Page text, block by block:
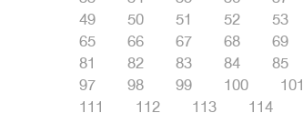
49
50 51 52 53
65
66 67 68 69
81
82 83 84 85
97
98 99 100 101
111
112 113 114